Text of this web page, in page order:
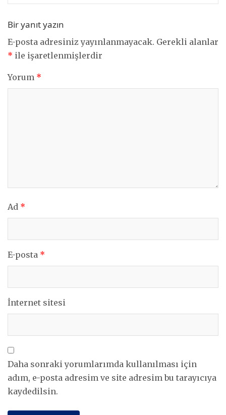
Bir yanıt yazın
E-posta adresiniz yayınlanmayacak. Gerekli alanlar
* ile işaretlenmişlerdir
Yorum *
Ad *
E-posta *
İnternet sitesi
Daha sonraki yorumlarımda kullanılması için
adım, e-posta adresim ve site adresim bu tarayıcıya
kaydedilsin.